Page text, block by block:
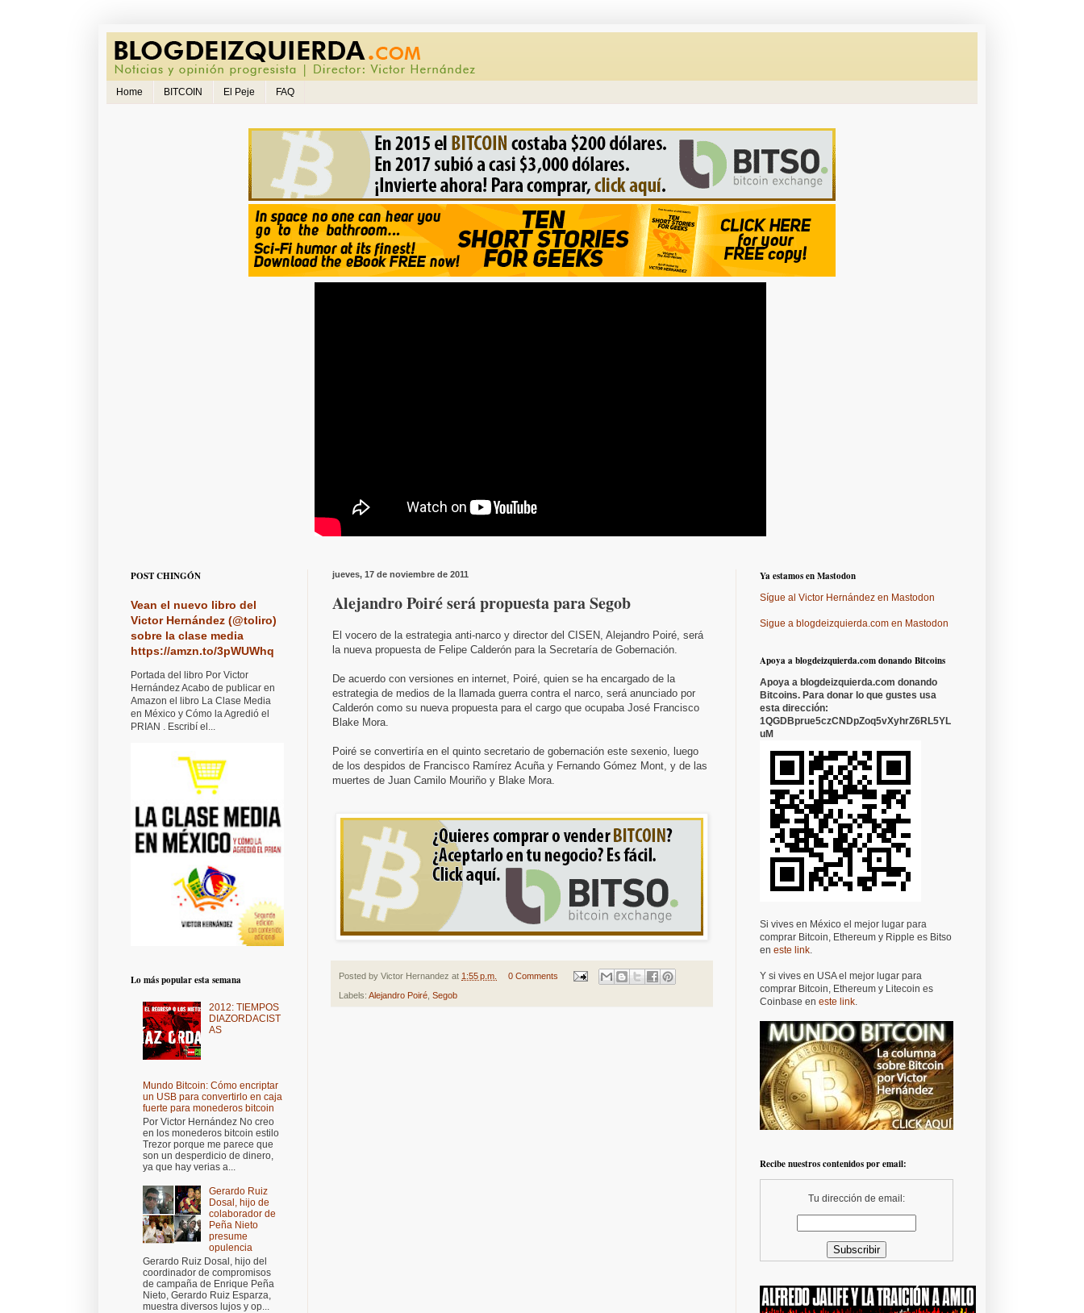
Home BITCOIN El Peje FAQ
jueves, 17 de noviembre de 2011
Alejandro Poiré será propuesta para Segob
El vocero de la estrategia anti-narco y director del CISEN, Alejandro Poiré, será
la nueva propuesta de Felipe Calderón para la Secretaría de Gobernación.
De acuerdo con versiones en internet, Poiré, quien se ha encargado de la
estrategia de medios de la llamada guerra contra el narco, será anunciado por
Calderón como su nueva propuesta para el cargo que ocupaba José Francisco
Blake Mora.
Poiré se convertiría en el quinto secretario de gobernación este sexenio, luego
de los despidos de Francisco Ramírez Acuña y Fernando Gómez Mont, y de las
muertes de Juan Camilo Mouriño y Blake Mora.
Posted by Victor Hernandez at 1:55 p.m. 0 Comments
Labels: Alejandro Poiré Segob
POST CHINGÓN
Vean el nuevo libro del
Victor Hernández (@toliro)
sobre la clase media
https://amzn.to/3pWUWhq
Portada del libro Por Victor
Hernández Acabo de publicar en
Amazon el libro La Clase Media
en México y Cómo la Agredió el
PRIAN . Escribí el...
Lo más popular esta semana
2012: TIEMPOS
DIAZORDACIST
AS
Mundo Bitcoin: Cómo encriptar
un USB para convertirlo en caja
fuerte para monederos bitcoin
Por Victor Hernández No creo
en los monederos bitcoin estilo
Trezor porque me parece que
son un desperdicio de dinero,
ya que hay verias a...
Gerardo Ruiz
Dosal, hijo de
colaborador de
Peña Nieto
presume
opulencia
Gerardo Ruiz Dosal, hijo del
coordinador de compromisos
de campaña de Enrique Peña
Nieto, Gerardo Ruiz Esparza,
muestra diversos lujos y op...
Ya estamos en Mastodon
Sígue al Victor Hernández en Mastodon
Sigue a blogdeizquierda.com en Mastodon
Apoya a blogdeizquierda.com donando Bitcoins
Apoya a blogdeizquierda.com donando
Bitcoins. Para donar lo que gustes usa
esta dirección:
1QGDBprue5czCNDpZoq5vXyhrZ6RL5YL
uM
Si vives en México el mejor lugar para
comprar Bitcoin, Ethereum y Ripple es Bitso
en este link.
Y si vives en USA el mejor lugar para
comprar Bitcoin, Ethereum y Litecoin es
Coinbase en este link.
Recibe nuestros contenidos por email:
Tu dirección de email: